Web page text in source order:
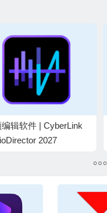
辑软件 | CyberLink
2027